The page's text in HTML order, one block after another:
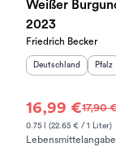
Weißer
2023
Friedrich Becker
Herkunftsland
Deutschland Pfalz
16,99 €17,90
0.75 l (22.65 € / 1 Liter)